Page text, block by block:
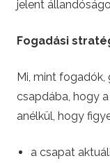
jelent
Fogadási
Mi, mint fogadók,
csapdába, hogy
anélkül, hogy
a csapat